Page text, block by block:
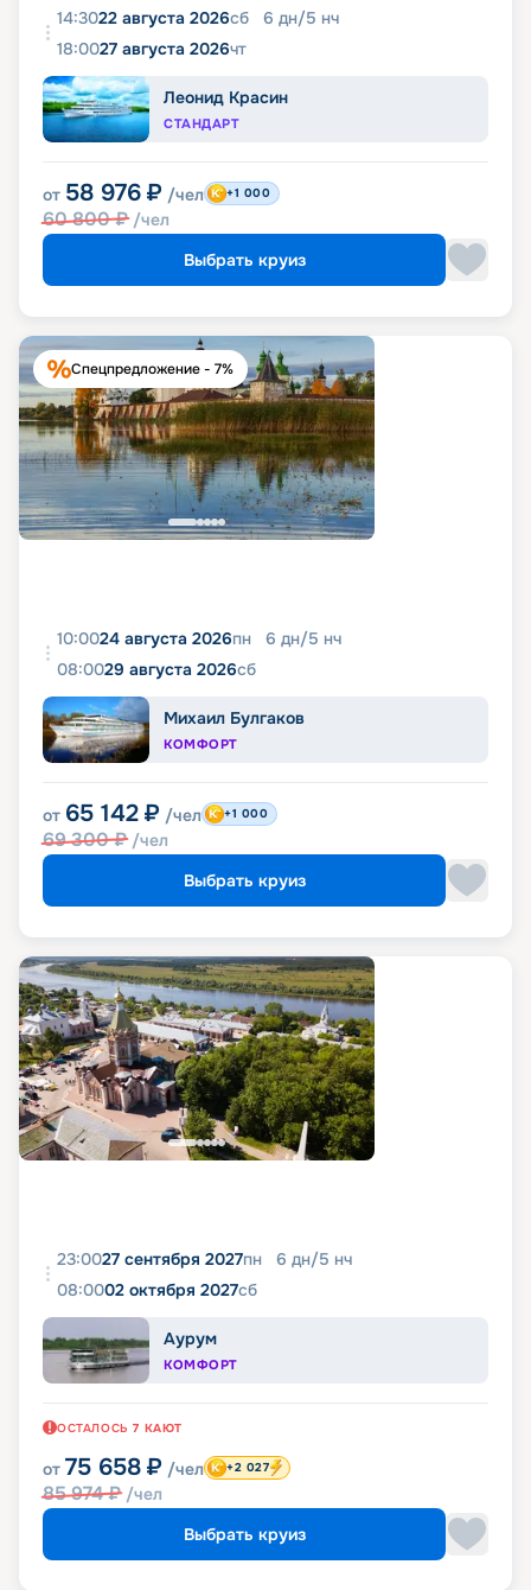
14:3022 августа 2026сб 6 дн/5 нч
18:0027 августа 2026чт
Леонид Красин
СТАНДАРТ
от 58 976 ₽ /чел
60 800₽ /чел
+1 000
Выбрать круиз
Спецпредложение - 7%
10:0024 августа 2026пн 6 дн/5 нч
08:0029 августа 2026сб
Михаил Булгаков
КОМФОРТ
от 65 142 ₽ /чел
69 300₽ /чел
+1 000
Выбрать круиз
23:0027 сентября 2027пн 6 дн/5 нч
08:0002 октября 2027сб
Аурум
КОМФОРТ
ОСТАЛОСЬ 7 КАЮТ
от 75 658 ₽ /чел
85 974₽ /чел
+2 027
Выбрать круиз